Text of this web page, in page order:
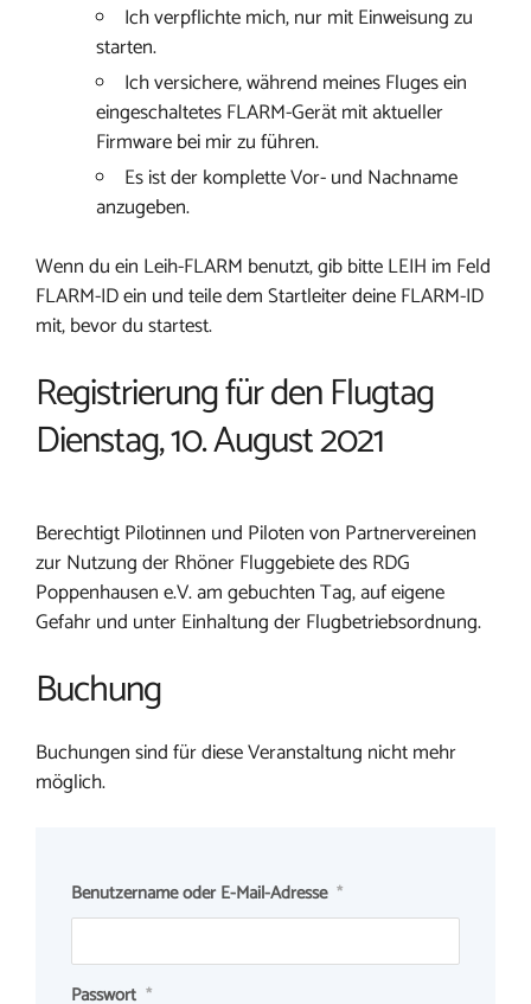
Ich verpflichte mich, nur mit Einweisung zu
starten.
Ich versichere, während meines Fluges ein
eingeschaltetes FLARM-Gerät mit aktueller
Firmware bei mir zu führen.
Es ist der komplette Vor- und Nachname
anzugeben.
Wenn du ein Leih-FLARM benutzt, gib bitte LEIH im Feld
FLARM-ID ein und teile dem Startleiter deine FLARM-ID
mit, bevor du startest.
Registrierung für den Flugtag
Dienstag, 10. August 2021
Berechtigt Pilotinnen und Piloten von Partnervereinen
zur Nutzung der Rhöner Fluggebiete des RDG
Poppenhausen e.V. am gebuchten Tag, auf eigene
Gefahr und unter Einhaltung der Flugbetriebsordnung.
Buchung
Buchungen sind für diese Veranstaltung nicht mehr
möglich.
Benutzername oder E-Mail-Adresse *
Passwort *